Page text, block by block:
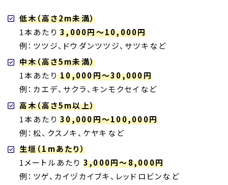
低木（高さ2m未満）
1本あたり 3,000円～10,000円
例：ツツジ、ドウダンツツジ、サツキなど
中木（高さ5m未満）
1本あたり10,000円～30,000円
例：カエデ、サクラ、キンモクセイなど
高木（高さ5m以上）
1本あたり 30,000円～100,000円
例：松、クスノキ、ケヤキなど
生垣（1mあたり）
1メートルあたり 3,000円～8,000円
例：ツゲ、カイヅカイブキ、レッドロビンなど